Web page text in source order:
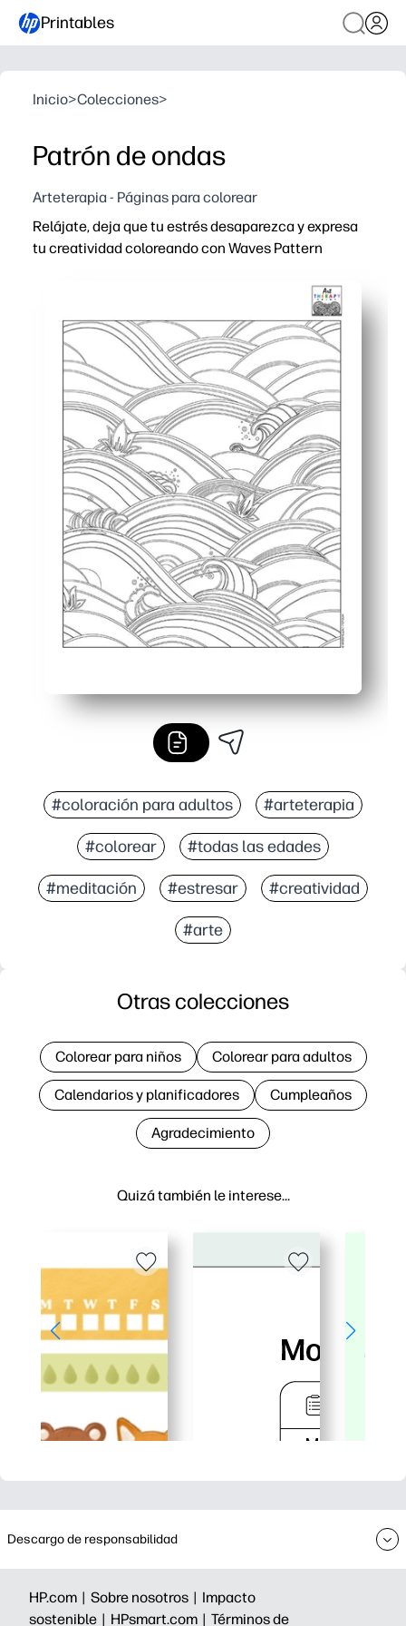
Printables
Inicio>Colecciones>
Patrón de ondas
Arteterapia - Páginas para colorear
Relájate, deja que tu estrés desaparezca y expresa
tu creatividad coloreando con Waves Pattern
#coloración para adultos #arteterapia
#colorear #todas las edades
#meditación #estresar #creatividad
#arte
Quizá también le interese…
Otras colecciones
Colorear para niños Colorear para adultos
Calendarios y planificadores Cumpleaños
Agradecimiento
Descargo de responsabilidad
HP.com | Sobre nosotros | Impacto
sostenible | HPsmart.com | Términos de